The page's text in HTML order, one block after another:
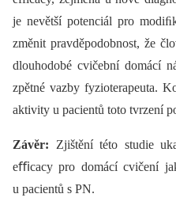
je nevětší potenciál pro
změnit pravděpodobnost, že
dlouhodobé cvičební domácí
zpětné vazby fyzioterapeuta.
aktivity u pacientů toto tvrzení
Závěr: Zjištění této studie
eﬃcacy pro domácí cvičení
u pacientů s PN.